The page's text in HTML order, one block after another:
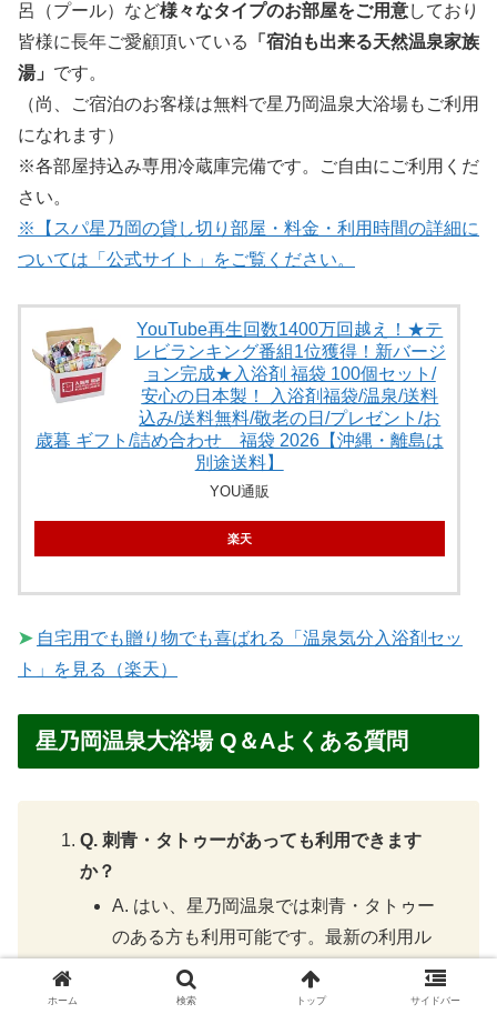
呂（プール）など様々なタイプのお部屋をご用意しており
皆様に長年ご愛顧頂いている
「宿泊も出来る天然温泉家族
湯」 です。
（尚、ご宿泊のお客様は無料で星乃岡温泉大浴場もご利用
になれます）
※各部屋持込み専用冷蔵庫完備です。ご自由にご利用くだ
さい。
※【スパ星乃岡の貸し切り部屋・料金・利用時間の詳細に
ついては「公式サイト」をご覧ください。
YouTube再生回数1400万回越え！★テ
レビランキング番組1位獲得！新バージ
ョン完成★入浴剤 福袋 100個セット/
安心の日本製！ 入浴剤福袋/温泉/送料
込み/送料無料/敬老の日/プレゼント/お
歳暮 ギフト/詰め合わせ 福袋 2026【沖縄・離島は
別途送料】
YOU通販
楽天
➤ 自宅用でも贈り物でも喜ばれる「温泉気分入浴剤セッ
ト」を見る（楽天）
星乃岡温泉大浴場 Q＆Aよくある質問
Q. 刺青・タトゥーがあっても利用できます
か？
A. はい、星乃岡温泉では刺青・タトゥー
のある方も利用可能です。最新の利用ル
ールについては施設へご確認ください。
Q. タオルやアメニティはありますか？
ホーム 検索 トップ サイドバー